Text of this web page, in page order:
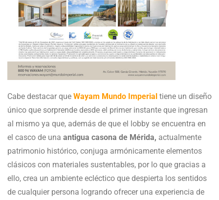
Cabe destacar que Wayam Mundo Imperial tiene un diseño
único que sorprende desde el primer instante que ingresan
al mismo ya que, además de que el lobby se encuentra en
el casco de una antigua casona de Mérida, actualmente
patrimonio histórico, conjuga armónicamente elementos
clásicos con materiales sustentables, por lo que gracias a
ello, crea un ambiente ecléctico que despierta los sentidos
de cualquier persona logrando ofrecer una experiencia de